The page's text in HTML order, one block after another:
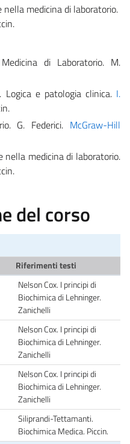
medicina di laboratorio.
di Laboratorio. M.
e patologia clinica. I.
G. Federici. McGraw-Hill
nella medicina di laboratorio.
del corso
Riferimenti testi
Nelson Cox. I principi di
Biochimica di Lehninger.
Zanichelli
Nelson Cox. I principi di
Biochimica di Lehninger.
Zanichelli
Nelson Cox. I principi di
Biochimica di Lehninger.
Zanichelli
Siliprandi-Tettamanti.
Biochimica Medica. Piccin.